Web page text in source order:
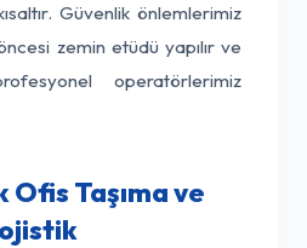
Güvenlik önlemlerimiz
zemin etüdü yapılır ve
operatörlerimiz
Ofis Taşıma ve